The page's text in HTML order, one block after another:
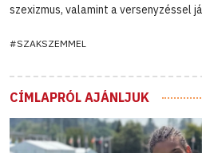
szexizmus, valamint a versenyzéssel
#SZAKSZEMMEL
CÍMLAPRÓL AJÁNLJUK